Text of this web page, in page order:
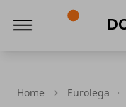
Home Eurolega